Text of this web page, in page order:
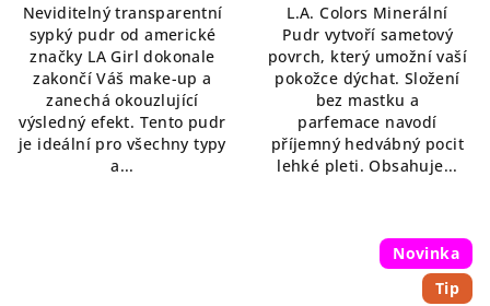
z
5
hvězdiček.
Neviditelný transparentní
sypký pudr od americké
značky LA Girl dokonale
zakončí Váš make-up a
zanechá okouzlující
výsledný efekt. Tento pudr
je ideální pro všechny typy
a...
z
5
hvězdiček.
L.A. Colors Minerální
Pudr vytvoří sametový
povrch, který umožní vaší
pokožce dýchat. Složení
bez mastku a
parfemace navodí
příjemný hedvábný pocit
lehké pleti. Obsahuje...
Novinka
Tip